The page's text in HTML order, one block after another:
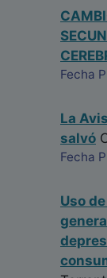
Fecha
La
salvó
Fecha
Uso